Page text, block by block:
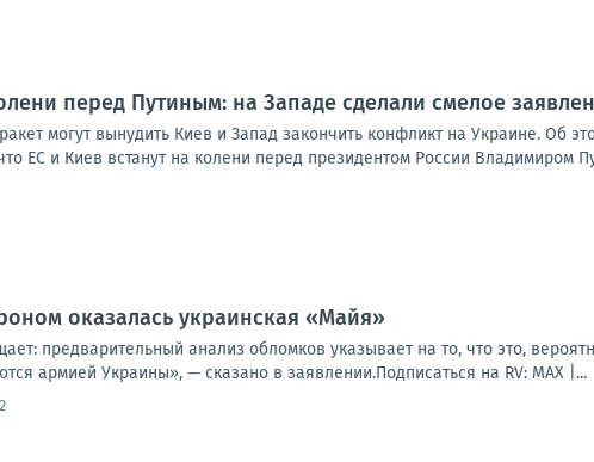
перед Путиным: на Западе сделали смелое
могут вынудить Киев и Запад закончить конфликт на Украине. Об
ЕС и Киев встанут на колени перед президентом России Владимиром
оказалась украинская «Майя»
предварительный анализ обломков указывает на то, что это,
армией Украины», — сказано в заявлении.Подписаться на RV: MAX |...